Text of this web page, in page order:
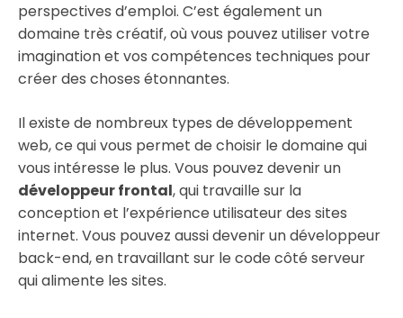
perspectives d’emploi. C’est également un
domaine très créatif, où vous pouvez utiliser votre
imagination et vos compétences techniques pour
créer des choses étonnantes.
Il existe de nombreux types de développement
web, ce qui vous permet de choisir le domaine qui
vous intéresse le plus. Vous pouvez devenir un
développeur frontal, qui travaille sur la
conception et l’expérience utilisateur des sites
internet. Vous pouvez aussi devenir un développeur
back-end, en travaillant sur le code côté serveur
qui alimente les sites.